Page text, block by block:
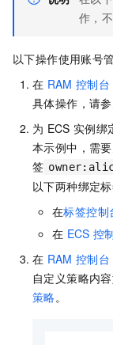
作，
以下操作使用账号
在 RAM 控制台
具体操作，请
为 ECS 实例绑
本示例中，需
签
以下两种绑定
在标签控制
在 ECS 控
在 RAM 控制台
自定义策略内
策略。